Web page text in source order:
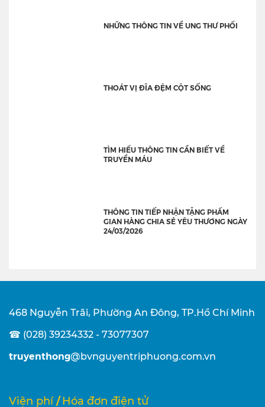
NHỮNG THÔNG TIN VỀ UNG THƯ PHỔI
THOÁT VỊ ĐĨA ĐỆM CỘT SỐNG
TÌM HIỂU THÔNG TIN CẦN BIẾT VỀ
TRUYỀN MÁU
THÔNG TIN TIẾP NHẬN TẶNG PHẨM
GIAN HÀNG CHIA SẺ YÊU THƯƠNG NGÀY
24/03/2026
468 Nguyễn Trãi, Phường An Đông, TP.Hồ Chí Minh
☎ (028) 39234332 - 73077307
truyenthong@bvnguyentriphuong.com.vn
Viện phí / Hóa đơn điện tử